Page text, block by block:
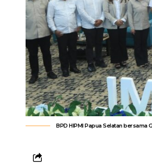
BPD HIPMI Papua Selatan bersama